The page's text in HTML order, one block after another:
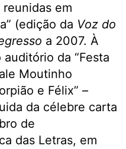
em
(edição da Voz do
a 2007. À
auditório da “Festa
Moutinho
e Félix” –
da célebre carta
de
das Letras, em